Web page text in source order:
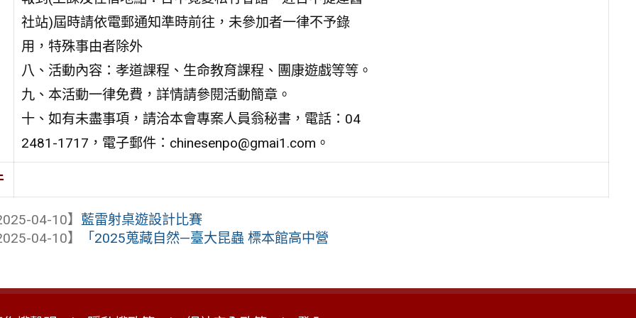
社站)屆時請依電郵通知準時前往，未參加者一律不予錄
用，特殊事由者除外
八、活動內容：孝道課程、生命教育課程、團康遊戲等等。
九、本活動一律免費，詳情請參閱活動簡章。
十、如有未盡事項，請洽本會專案人員翁秘書，電話：04
2481-1717，電子郵件：chinesenpo@gmai1.com。
04-10】 藍雷射桌遊設計比賽
04-10】
「2025蒐藏自然—臺大昆蟲 標本館高中營